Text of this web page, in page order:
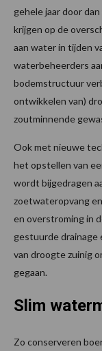
gehele jaar door
krijgen op de
aan water in tijden
waterbeheerders
bodemstructuur
ontwikkelen van)
zoutminnende
Ook met nieuwe
het opstellen van
wordt bijgedragen
zoetwateropvang
en overstroming in
gestuurde
van droogte zuinig
gegaan.
Slim
Zo conserveren